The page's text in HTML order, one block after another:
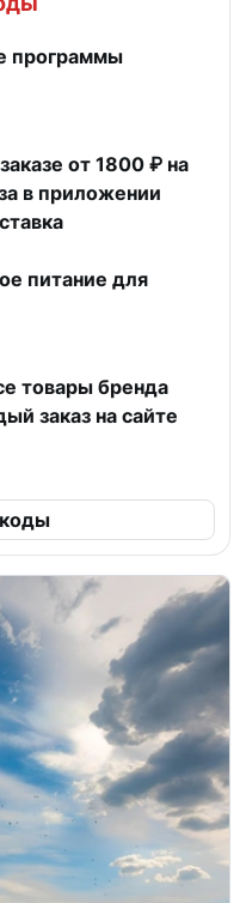
программы
от 1800 ₽ на
в приложении
питание для
товары бренда
заказ на сайте